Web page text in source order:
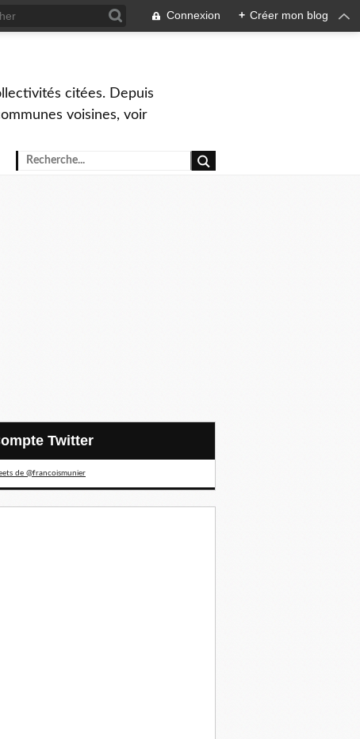
Connexion + Créer mon blog
citées. Depuis
voisines, voir
Compte Twitter
de @francoismunier